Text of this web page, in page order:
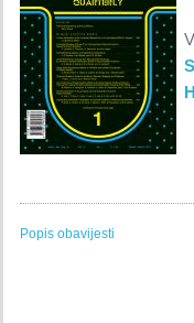
Popis obavijesti